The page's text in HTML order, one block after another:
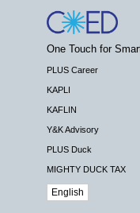
One Touch for
PLUS Career
KAPLI
KAFLIN
Y&K Advisory
PLUS Duck
MIGHTY DUCK TAX
English